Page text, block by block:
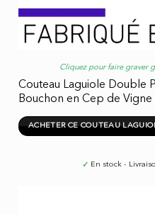
Cliquez pour faire graver
Couteau Laguiole Double
Bouchon en Cep de Vigne
ACHETER CE COUTEAU
✓ En stock -